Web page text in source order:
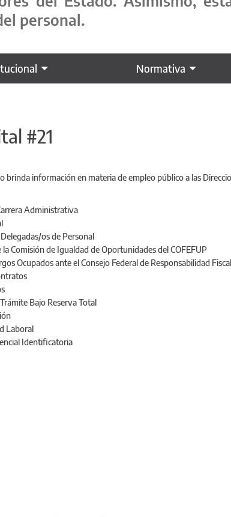
personal.
Normativa
#21
brinda información en materia de empleo público a las
Administrativa
os de Personal
Comisión de Igualdad de Oportunidades del COFEFUP
Ocupados ante el Consejo Federal de Responsabilidad Fiscal
Bajo Reserva Total
Laboral
Identificatoria